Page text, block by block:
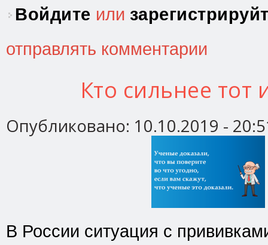
Войдите или
отправлять комментарии
Кто сильнее тот
Опубликовано: 10.10.2019 -
В России ситуация с